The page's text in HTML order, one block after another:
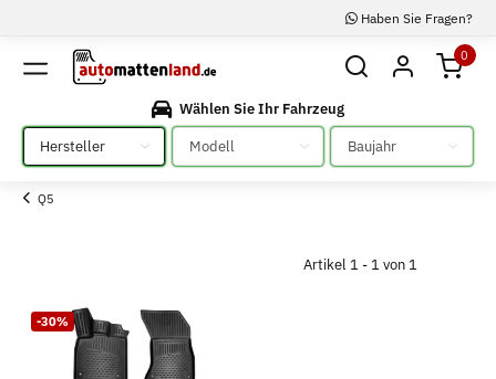
Haben Sie Fragen?
0
Wählen Sie Ihr Fahrzeug
Bitte auswählen
Bitte auswählen Bitte auswählen
Q5
Artikel 1 - 1 von 1
-30%